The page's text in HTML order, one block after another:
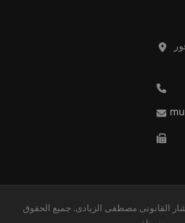
© 2026 المستشار القانونى مصطفى الزيادى. جميع الحقوق